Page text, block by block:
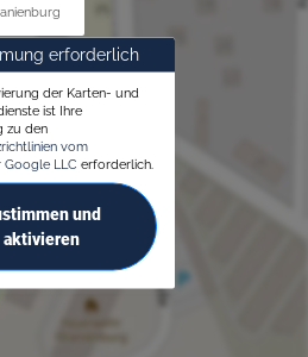
erforderlich
der Karten- und
ist Ihre
zu den
vom
Google LLC erforderlich.
und
aktivieren